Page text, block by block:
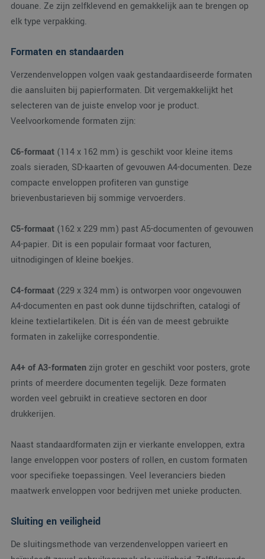
douane. Ze zijn zelfklevend en gemakkelijk aan te brengen op
elk type verpakking.
Formaten en standaarden
Verzendenveloppen volgen vaak gestandaardiseerde formaten
die aansluiten bij papierformaten. Dit vergemakkelijkt het
selecteren van de juiste envelop voor je product.
Veelvoorkomende formaten zijn:
C6-formaat (114 x 162 mm) is geschikt voor kleine items
zoals sieraden, SD-kaarten of gevouwen A4-documenten. Deze
compacte enveloppen profiteren van gunstige
brievenbustarieven bij sommige vervoerders.
C5-formaat (162 x 229 mm) past A5-documenten of gevouwen
A4-papier. Dit is een populair formaat voor facturen,
uitnodigingen of kleine boekjes.
C4-formaat (229 x 324 mm) is ontworpen voor ongevouwen
A4-documenten en past ook dunne tijdschriften, catalogi of
kleine textielartikelen. Dit is één van de meest gebruikte
formaten in zakelijke correspondentie.
A4+ of A3-formatenzijn groter en geschikt voor posters, grote
prints of meerdere documenten tegelijk. Deze formaten
worden veel gebruikt in creatieve sectoren en door
drukkerijen.
Naast standaardformaten zijn er vierkante enveloppen, extra
lange enveloppen voor posters of rollen, en custom formaten
voor specifieke toepassingen. Veel leveranciers bieden
maatwerk enveloppen voor bedrijven met unieke producten.
Sluiting en veiligheid
De sluitingsmethode van verzendenveloppen varieert en
kan worden
waardoor gebruikers
kunnen worden
gevolgd.
MR
Microsoft
Corporation
.c.clarity.ms
1 week
analyses te meten.